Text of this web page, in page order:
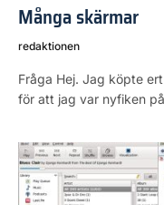
Många skärmar
redaktionen
Fråga Hej. Jag köpte
för att jag var nyfiken